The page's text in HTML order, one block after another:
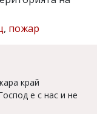
, пожар
край
е с нас и не